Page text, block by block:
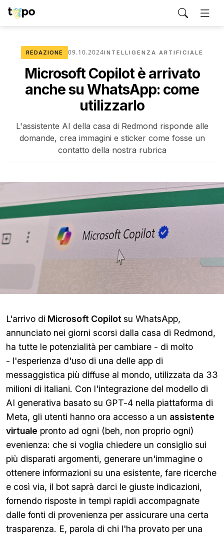
REDAZIONE 09.10.2024INTELLIGENZA ARTIFICIALE
Microsoft Copilot è arrivato
anche su WhatsApp: come
utilizzarlo
L'assistente AI della casa di Redmond risponde alle
domande, crea immagini e sticker come fosse un
contatto della nostra rubrica
L'arrivo di Microsoft Copilot su WhatsApp,
annunciato nei giorni scorsi dalla casa di Redmond,
ha tutte le potenzialità per cambiare - di molto
- l'esperienza d'uso di una delle app di
messaggistica più diffuse al mondo, utilizzata da 33
milioni di italiani. Con l'integrazione del modello di
AI generativa basato su GPT-4 nella piattaforma di
Meta, gli utenti hanno ora accesso a un assistente
virtuale pronto ad ogni (beh, non proprio ogni)
evenienza: che si voglia chiedere un consiglio sui
più disparati argomenti, generare un'immagine o
ottenere informazioni su una esistente, fare ricerche
e così via, il bot saprà darci le giuste indicazioni,
fornendo risposte in tempi rapidi accompagnate
dalle fonti di provenienza per assicurare una certa
trasparenza. E, parola di chi l'ha provato per una